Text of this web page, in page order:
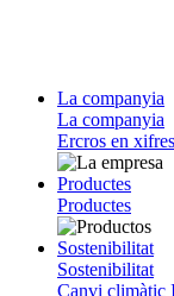
La companyia
La companyia
Ercros en xifres
Productes
Productes
Sostenibilitat
Sostenibilitat
Canvi climàtic